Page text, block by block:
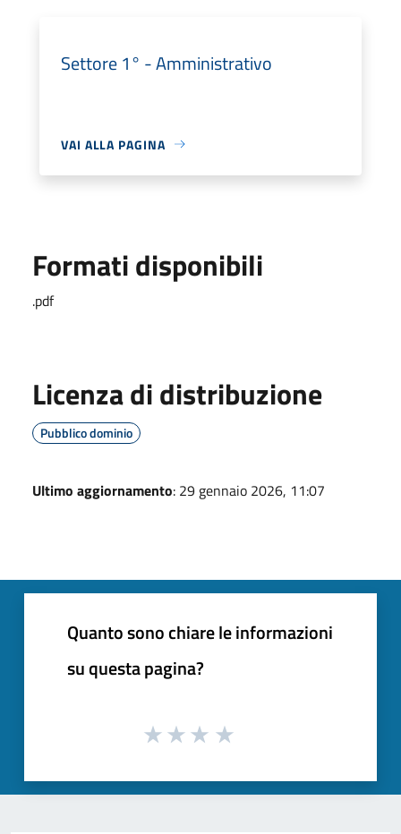
Settore 1° - Amministrativo
VAI ALLA PAGINA
Formati disponibili
.pdf
Licenza di distribuzione
Pubblico dominio
Ultimo aggiornamento: 29 gennaio 2026, 11:07
Quanto sono chiare le informazioni
su questa pagina?